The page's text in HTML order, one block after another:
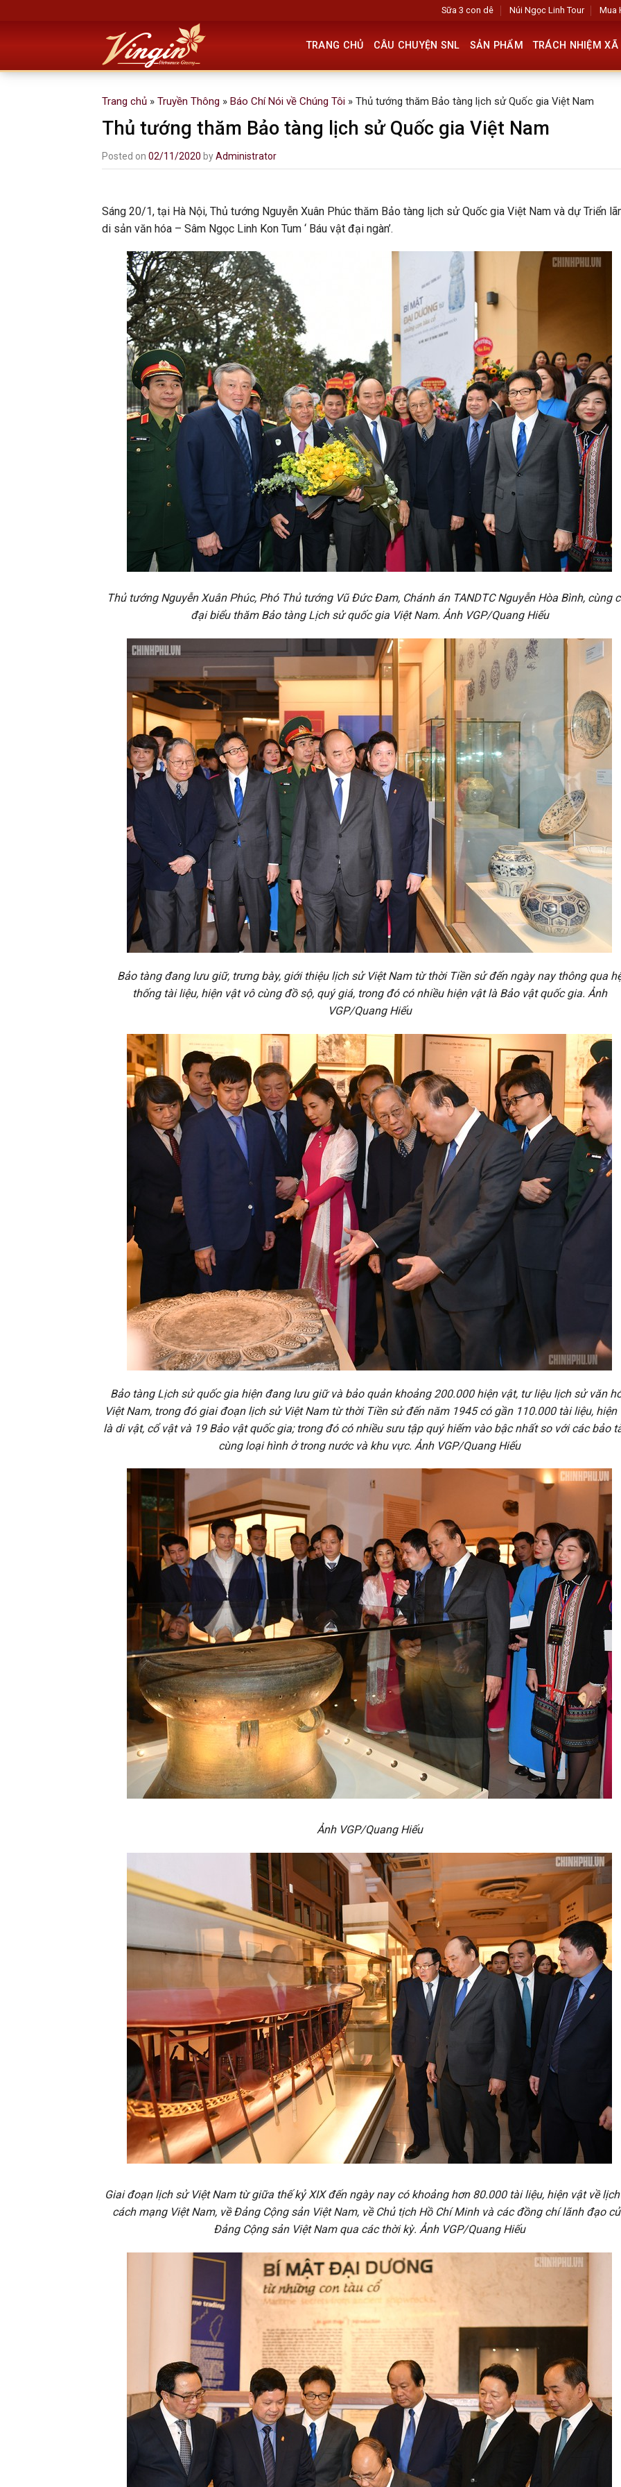
Sữa 3 con dê Núi Ngọc Linh Tour Mua
TRANG CHỦ CÂU CHUYỆN SNL SẢN PHẨM TRÁCH NHIỆM XÃ
Trang chủ » Truyền Thông » Báo Chí Nói về Chúng Tôi » Thủ tướng thăm Bảo tàng lịch sử Quốc gia Việt Nam
Thủ tướng thăm Bảo tàng lịch sử Quốc gia Việt Nam
Posted on 02/11/2020 byAdministrator
Sáng 20/1, tại Hà Nội, Thủ tướng Nguyễn Xuân Phúc thăm Bảo tàng lịch sử Quốc gia Việt Nam và dự Triển
di sản văn hóa – Sâm Ngọc Linh Kon Tum ‘ Báu vật đại ngàn’.
Thủ tướng Nguyễn Xuân Phúc, Phó Thủ tướng Vũ Đức Đam, Chánh án TANDTC Nguyễn Hòa Bình, cùng
đại biểu thăm Bảo tàng Lịch sử quốc gia Việt Nam. Ảnh VGP/Quang Hiếu
Bảo tàng đang lưu giữ, trưng bày, giới thiệu lịch sử Việt Nam từ thời Tiền sử đến ngày nay thông qua
thống tài liệu, hiện vật vô cùng đồ sộ, quý giá, trong đó có nhiều hiện vật là Bảo vật quốc gia. Ảnh
VGP/Quang Hiếu
Bảo tàng Lịch sử quốc gia hiện đang lưu giữ và bảo quản khoảng 200.000 hiện vật, tư liệu lịch sử văn
Việt Nam, trong đó giai đoạn lịch sử Việt Nam từ thời Tiền sử đến năm 1945 có gần 110.000 tài liệu, hiện
là di vật, cổ vật và 19 Bảo vật quốc gia; trong đó có nhiều sưu tập quý hiếm vào bậc nhất so với các bảo
cùng loại hình ở trong nước và khu vực. Ảnh VGP/Quang Hiếu
Ảnh VGP/Quang Hiếu
Giai đoạn lịch sử Việt Nam từ giữa thế kỷ XIX đến ngày nay có khoảng hơn 80.000 tài liệu, hiện vật về
cách mạng Việt Nam, về Đảng Cộng sản Việt Nam, về Chủ tịch Hồ Chí Minh và các đồng chí lãnh đạo
Đảng Cộng sản Việt Nam qua các thời kỳ. Ảnh VGP/Quang Hiếu